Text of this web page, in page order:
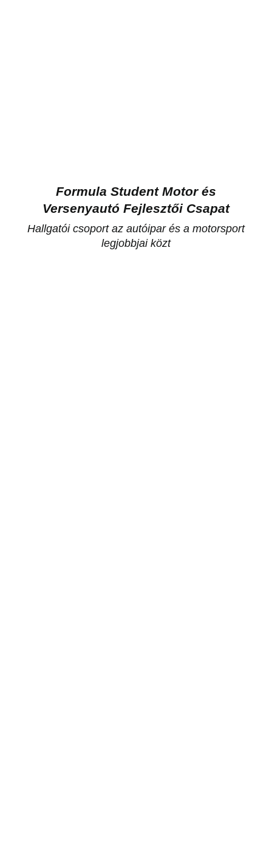
Formula Student Motor és
Versenyautó Fejlesztői Csapat
Hallgatói csoport az autóipar és a motorsport
legjobbjai közt